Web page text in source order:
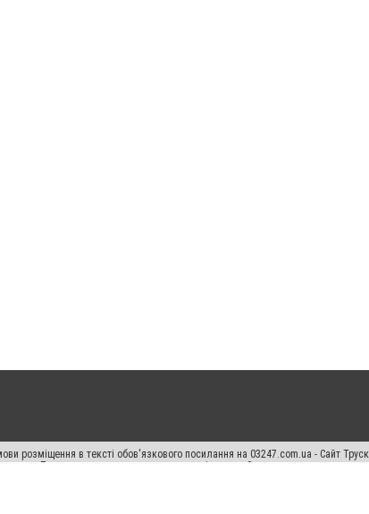
розміщення в тексті обов'язкового посилання на 03247.com.ua - Сайт
Порушення виняткових прав переслідується Законом.